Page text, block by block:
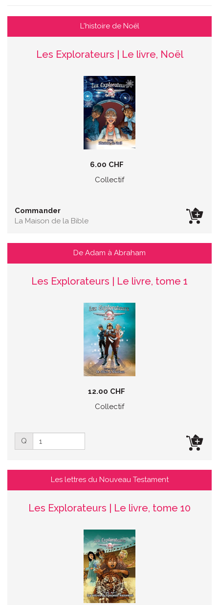
L'histoire de Noël
Les Explorateurs | Le livre, Noël
6.00 CHF
Collectif
Commander
La Maison de la Bible
De Adam à Abraham
Les Explorateurs | Le livre, tome 1
12.00 CHF
Collectif
Q
Les lettres du Nouveau Testament
Les Explorateurs | Le livre, tome 10